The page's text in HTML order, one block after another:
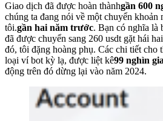
Giao dịch đã được hoàn thànhgần 600
chúng ta đang nói về một chuyển khoản
tôi.gần hai năm trước. Bạn có nghĩa là
đã được chuyển sang 260 usdt gặt hái
đó, tôi đặng hoàng phụ. Các chi tiết cho
loại ví bot kỳ lạ, được liệt kê99 nghìn
động trên đó dừng lại vào năm 2024.